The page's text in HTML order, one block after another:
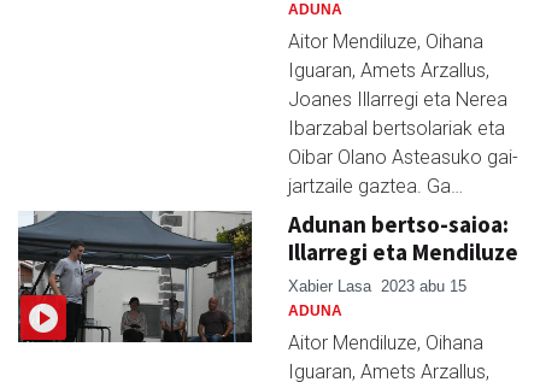
ADUNA
Aitor Mendiluze, Oihana
Iguaran, Amets Arzallus,
Joanes Illarregi eta Nerea
Ibarzabal bertsolariak eta
Oibar Olano Asteasuko gai-
jartzaile gaztea. Ga…
Adunan bertso-saioa:
Illarregi eta Mendiluze
Xabier Lasa 2023 abu 15
ADUNA
Aitor Mendiluze, Oihana
Iguaran, Amets Arzallus,